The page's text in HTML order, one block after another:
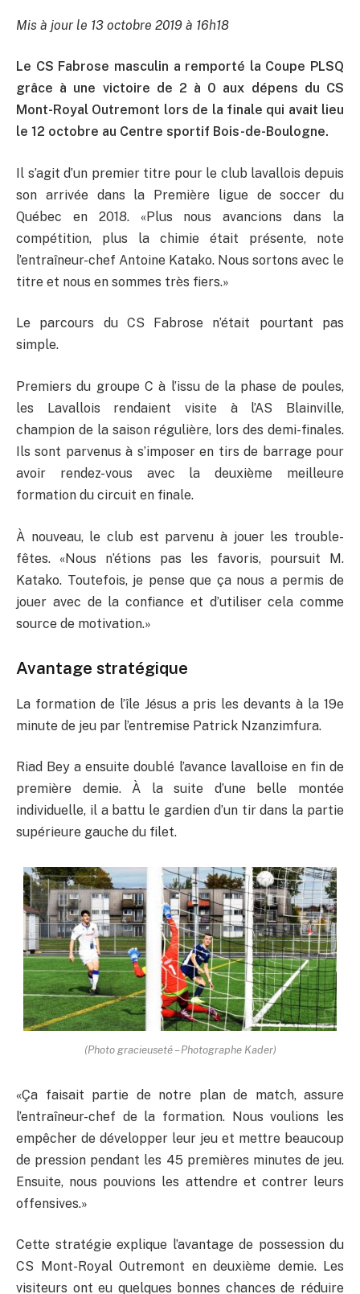
Mis à jour le 13 octobre 2019 à 16h18
Le CS Fabrose masculin a remporté la Coupe PLSQ
grâce à une victoire de 2 à 0 aux dépens du CS
Mont-Royal Outremont lors de la finale qui avait lieu
le 12 octobre au Centre sportif Bois-de-Boulogne.
Il s’agit d’un premier titre pour le club lavallois depuis
son arrivée dans la Première ligue de soccer du
Québec en 2018. «Plus nous avancions dans la
compétition, plus la chimie était présente, note
l’entraîneur-chef Antoine Katako. Nous sortons avec le
titre et nous en sommes très fiers.»
Le parcours du CS Fabrose n’était pourtant pas
simple.
Premiers du groupe C à l’issu de la phase de poules,
les Lavallois rendaient visite à l’AS Blainville,
champion de la saison régulière, lors des demi-finales.
Ils sont parvenus à s’imposer en tirs de barrage pour
avoir rendez-vous avec la deuxième meilleure
formation du circuit en finale.
À nouveau, le club est parvenu à jouer les trouble-
fêtes. «Nous n’étions pas les favoris, poursuit M.
Katako. Toutefois, je pense que ça nous a permis de
jouer avec de la confiance et d’utiliser cela comme
source de motivation.»
Avantage stratégique
La formation de l’île Jésus a pris les devants à la 19e
minute de jeu par l’entremise Patrick Nzanzimfura.
Riad Bey a ensuite doublé l’avance lavalloise en fin de
première demie. À la suite d’une belle montée
individuelle, il a battu le gardien d’un tir dans la partie
supérieure gauche du filet.
(Photo gracieuseté – Photographe Kader)
«Ça faisait partie de notre plan de match, assure
l’entraîneur-chef de la formation. Nous voulions les
empêcher de développer leur jeu et mettre beaucoup
de pression pendant les 45 premières minutes de jeu.
Ensuite, nous pouvions les attendre et contrer leurs
offensives.»
Cette stratégie explique l’avantage de possession du
CS Mont-Royal Outremont en deuxième demie. Les
visiteurs ont eu quelques bonnes chances de réduire